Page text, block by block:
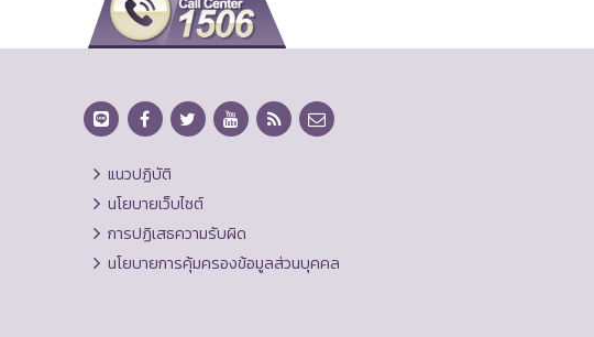
แนวปฏิบัติ
นโยบายเว็บไซต์
การปฏิเสธความรับผิด
นโยบายการคุ้มครองข้อมูลส่วนบุคคล